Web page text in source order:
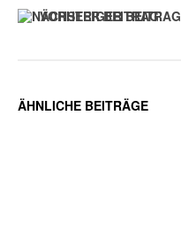
VORHERIGER BEITRAG
ÄHNLICHE BEITRÄGE